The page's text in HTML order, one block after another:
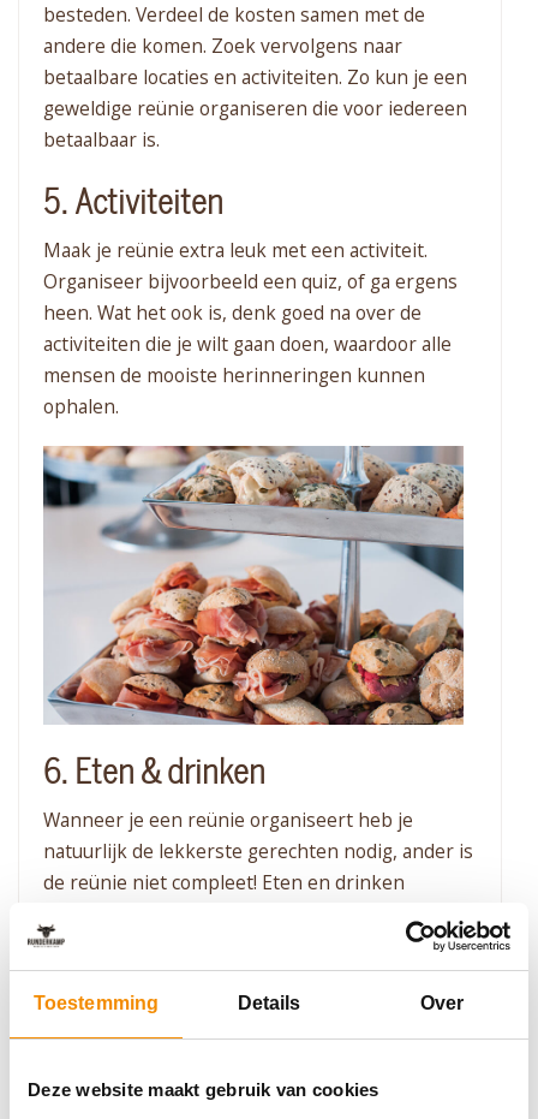
Toestemming Details Over
Deze website maakt gebruik van cookies
besteden. Verdeel de kosten samen met de
andere die komen. Zoek vervolgens naar
betaalbare locaties en activiteiten. Zo kun je een
geweldige reünie organiseren die voor iedereen
betaalbaar is.
5. Activiteiten
Maak je reünie extra leuk met een activiteit.
Organiseer bijvoorbeeld een quiz, of ga ergens
heen. Wat het ook is, denk goed na over de
activiteiten die je wilt gaan doen, waardoor alle
mensen de mooiste herinneringen kunnen
ophalen.
6. Eten & drinken
Wanneer je een reünie organiseert heb je
natuurlijk de lekkerste gerechten nodig, ander is
de reünie niet compleet! Eten en drinken
zelf doen. Het kost veel tijd en moeite, waardoor
je zelf niet kunt genieten van het feest. Daarom
raden we je aan om een cateringbedrijf in te
schakelen. Bij het organiseren van een reünie
verzorging van de gasten.